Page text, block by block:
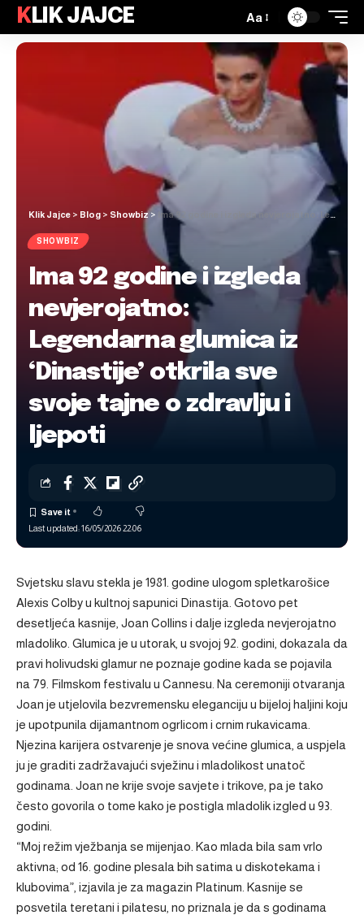
KLIK JAJCE Aa
Klik Jajce > Blog > Showbiz> Ima 92 godine i izgleda nevjerojatno: Legendarna glumica iz ‘Dinastije’ otkrila sve svoje tajne o zdravlju i ljepoti
SHOWBIZ
Ima 92 godine i izgleda
nevjerojatno:
Legendarna glumica iz
‘Dinastije’ otkrila sve
svoje tajne o zdravlju i
ljepoti
Last updated: 16/05/2026 22:06
Svjetsku slavu stekla je 1981. godine ulogom spletkarošice
Alexis Colby u kultnoj sapunici Dinastija. Gotovo pet
desetljeća kasnije, Joan Collins i dalje izgleda nevjerojatno
mladoliko. Glumica je u utorak, u svojoj 92. godini, dokazala da
pravi holivudski glamur ne poznaje godine kada se pojavila
na 79. Filmskom festivalu u Cannesu. Na ceremoniji otvaranja
Joan je utjelovila bezvremensku eleganciju u bijeloj haljini koju
je upotpunila dijamantnom ogrlicom i crnim rukavicama.
Njezina karijera ostvarenje je snova većine glumica, a uspjela
ju je graditi zadržavajući svježinu i mladolikost unatoč
godinama. Joan ne krije svoje savjete i trikove, pa je tako
često govorila o tome kako je postigla mladolik izgled u 93.
godini.
“Moj režim vježbanja se mijenjao. Kao mlada bila sam vrlo
aktivna; od 16. godine plesala bih satima u diskotekama i
klubovima”, izjavila je za magazin Platinum. Kasnije se
posvetila teretani i pilatesu, no priznala je da s godinama